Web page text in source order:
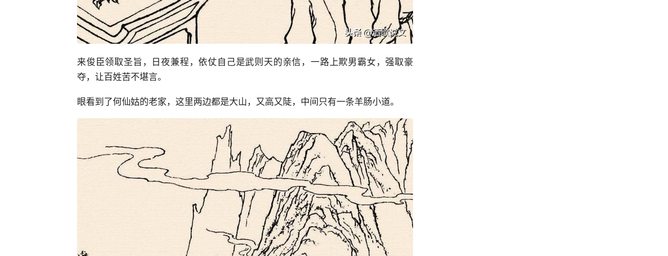
来俊臣领取圣旨，日夜兼程，依仗自己是武则天的亲信，一路上欺男霸女，强取豪
夺，让百姓苦不堪言。
眼看到了何仙姑的老家，这里两边都是大山，又高又陡，中间只有一条羊肠小道。